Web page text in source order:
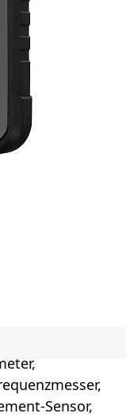
Sensor,